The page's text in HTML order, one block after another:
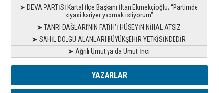
➤ DEVA PARTİSİ Kartal İlçe Başkanı İltan Ekmekçioğlu; “Partimde
siyasi kariyer yapmak istiyorum”
➤ TANRI DAĞLARI’NIN FATİH’İ HÜSEYİN NİHAL ATSIZ
➤ SAHİL DOLGU ALANLARI BÜYÜKŞEHİR YETKİSİNDEDİR
➤ Ağrılı Umut ya da Umut İnci
YAZARLAR